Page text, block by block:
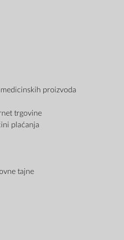
proizvoda
trgovine
plaćanja
tajne